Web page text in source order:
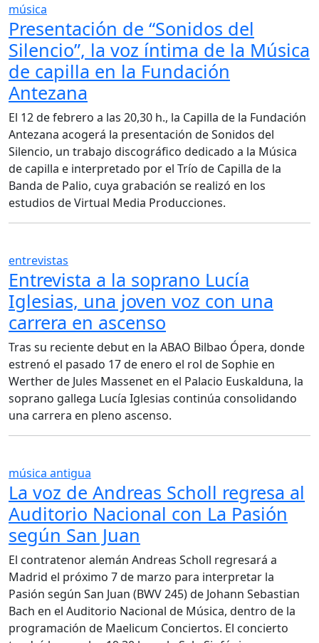
música
Presentación de “Sonidos del
Silencio”, la voz íntima de la Música
de capilla en la Fundación
Antezana
El 12 de febrero a las 20,30 h., la Capilla de la Fundación
Antezana acogerá la presentación de Sonidos del
Silencio, un trabajo discográfico dedicado a la Música
de capilla e interpretado por el Trío de Capilla de la
Banda de Palio, cuya grabación se realizó en los
estudios de Virtual Media Producciones.
entrevistas
Entrevista a la soprano Lucía
Iglesias, una joven voz con una
carrera en ascenso
Tras su reciente debut en la ABAO Bilbao Ópera, donde
estrenó el pasado 17 de enero el rol de Sophie en
Werther de Jules Massenet en el Palacio Euskalduna, la
soprano gallega Lucía Iglesias continúa consolidando
una carrera en pleno ascenso.
música antigua
La voz de Andreas Scholl regresa al
Auditorio Nacional con La Pasión
según San Juan
El contratenor alemán Andreas Scholl regresará a
Madrid el próximo 7 de marzo para interpretar la
Pasión según San Juan (BWV 245) de Johann Sebastian
Bach en el Auditorio Nacional de Música, dentro de la
programación de Maelicum Conciertos. El concierto